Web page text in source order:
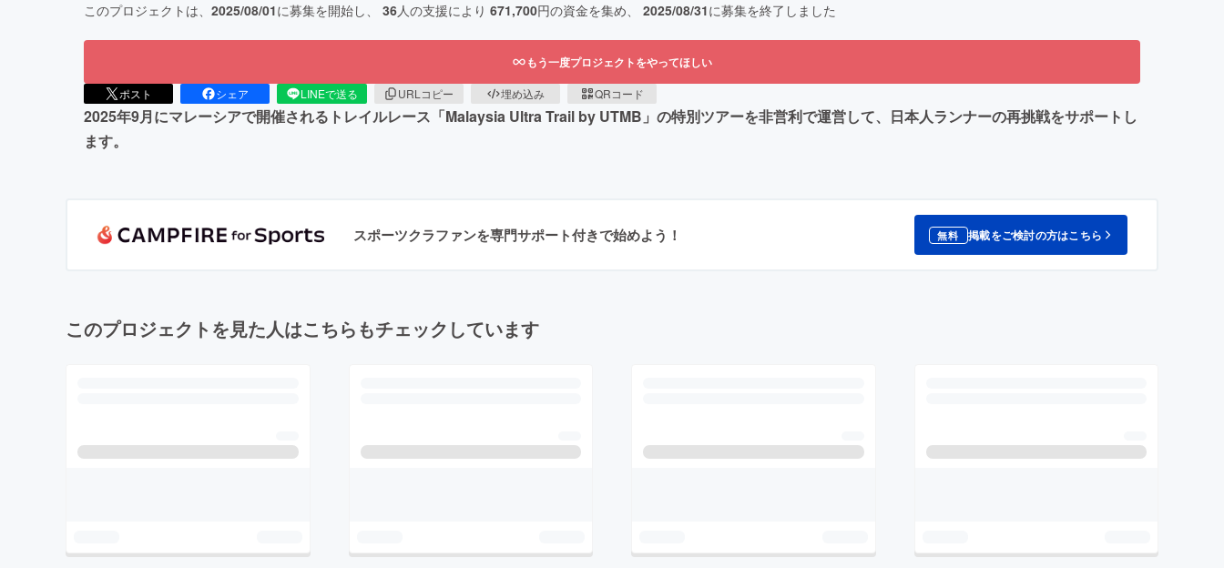
このプロジェクトは、 2025/08/01に募集を開始し、 36人の支援により 671,700円の資金を集め、 2025/08/31に募集を終了しました
もう一度プロジェクトをやってほしい
ポスト シェア LINEで送る URLコピー 埋め込み QRコード
2025年9月にマレーシアで開催されるトレイルレース「Malaysia Ultra Trail by UTMB」の特別ツアーを非営利で運営して、日本人ランナーの再挑戦をサポートし
ます。
スポーツクラファンを専門サポート付きで始めよう！ 無料 掲載をご検討の方はこちら
このプロジェクトを見た人はこちらもチェックしています